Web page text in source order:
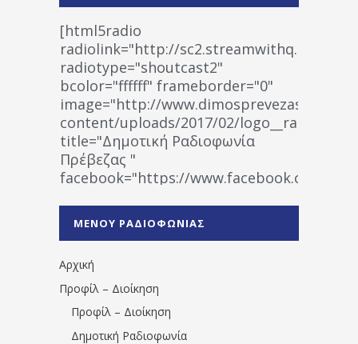
[html5radio
radiolink="http://
radiotype="shoutcast2"
bcolor="ffffff" frameborder="0"
image="http://www.dimosprevezas.gr/wp-
content/uploads/2017/02/
title="Δημοτική Ραδιοφωνία
Πρέβεζας "
facebook="https://www.facebook.com/
1531194763766854/" artist="" ]
ΜΕΝΟΥ ΡΑΔΙΟΦΩΝΙΑΣ
Αρχική
Προφίλ – Διοίκηση
Προφίλ – Διοίκηση
Δημοτική Ραδιοφωνία